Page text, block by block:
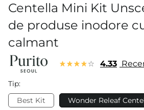
Centella Mini Kit
de produse inodore
calmant
4.33
Tip:
Best Kit
Wonder Releaf